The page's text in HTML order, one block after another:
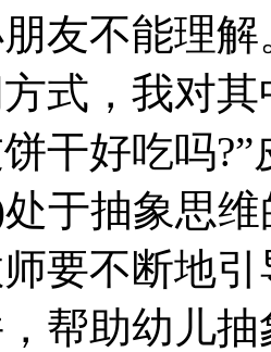
友不能理
式，我对
干好吃吗
于抽象思
要不断地
帮助幼儿